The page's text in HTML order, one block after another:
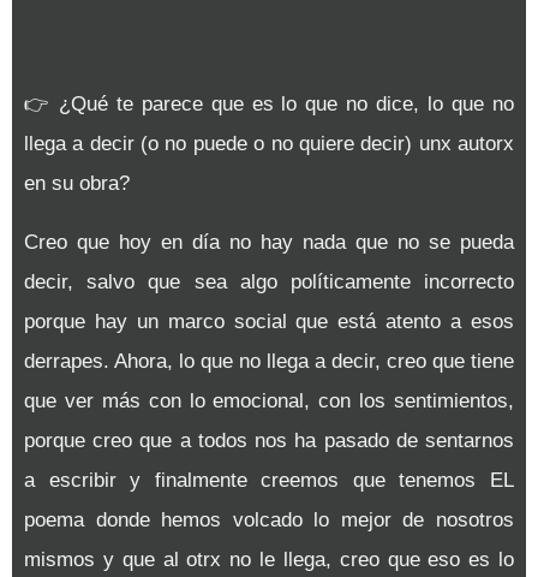
👉 ¿Qué te parece que es lo que no dice, lo que no
llega a decir (o no puede o no quiere decir) unx autorx
en su obra?
Creo que hoy en día no hay nada que no se pueda
decir, salvo que sea algo políticamente incorrecto
porque hay un marco social que está atento a esos
derrapes. Ahora, lo que no llega a decir, creo que tiene
que ver más con lo emocional, con los sentimientos,
porque creo que a todos nos ha pasado de sentarnos
a escribir y finalmente creemos que tenemos EL
poema donde hemos volcado lo mejor de nosotros
mismos y que al otrx no le llega, creo que eso es lo